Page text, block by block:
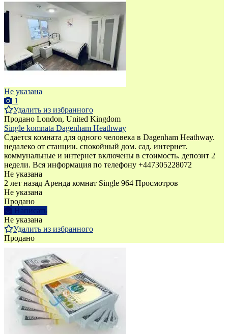
Не указана
1
Удалить из избранного
Продано London, United Kingdom
Single komnata Dagenham Heathway
Сдается комната для одного человека в Dagenham Heathway.
недалеко от станции. спокойный дом. сад. интернет.
коммунальные и интернет включены в стоимость. депозит 2
недели. Вся информация по телефону +447305228072
Не указана
2 лет назад Аренда комнат Single 964 Просмотров
Не указана
Продано
Написать
Не указана
Удалить из избранного
Продано